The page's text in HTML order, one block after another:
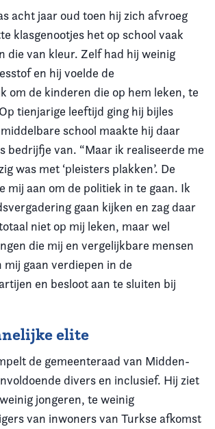
acht jaar oud toen hij zich afvroeg
klasgenootjes het op school vaak
die van kleur. Zelf had hij weinig
en hij voelde de
om de kinderen die op hem leken, te
tienjarige leeftijd ging hij bijles
school maakte hij daar
bedrijfje van. “Maar ik realiseerde me
was met ‘pleisters plakken’. De
mij aan om de politiek in te gaan. Ik
gaan kijken en zag daar
niet op mij leken, maar wel
die mij en vergelijkbare mensen
mij gaan verdiepen in de
en besloot aan te sluiten bij
elite
de gemeenteraad van Midden-
divers en inclusief. Hij ziet
jongeren, te weinig
van inwoners van Turkse afkomst